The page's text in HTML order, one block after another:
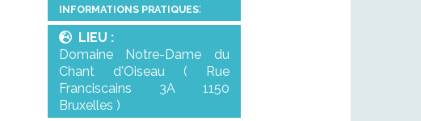
INFORMATIONS PRATIQUES:
LIEU :
Domaine Notre-Dame du
Chant d'Oiseau ( Rue
Franciscains 3A 1150
Bruxelles )